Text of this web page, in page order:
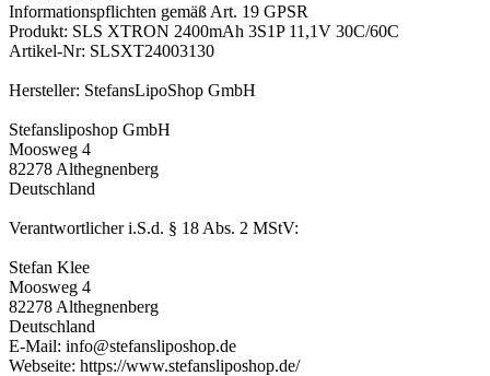
Informationspflichten gemäß Art. 19 GPSR
Produkt: SLS XTRON 2400mAh 3S1P 11,1V 30C/60C
Artikel-Nr: SLSXT24003130
Hersteller: StefansLipoShop GmbH
Stefansliposhop GmbH
Moosweg 4
82278 Althegnenberg
Deutschland
Verantwortlicher i.S.d. § 18 Abs. 2 MStV:
Stefan Klee
Moosweg 4
82278 Althegnenberg
Deutschland
E-Mail: info@stefansliposhop.de
Webseite: https://www.stefansliposhop.de/